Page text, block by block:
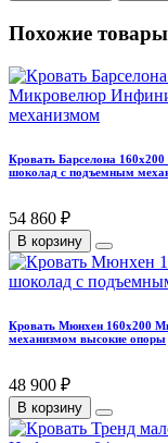
Похожие товары
Кровать Барселона
шоколад с подъемным
54 860 ₽
В корзину
Кровать Мюнхен 160х200
механизмом высокие опоры
48 900 ₽
В корзину